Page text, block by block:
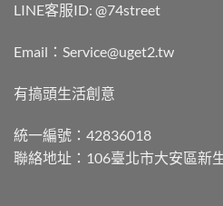
LINE客服ID: @74street
Email：Service@uget2.tw
有搞頭生活創意
統一編號：42836018
聯絡地址：106臺北市大安區新